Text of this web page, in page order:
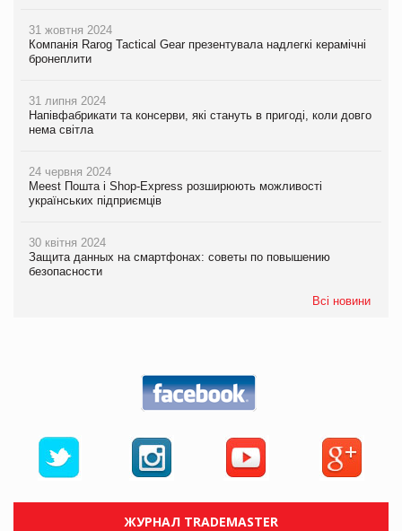
31 жовтня 2024
Компанія Rarog Tactical Gear презентувала надлегкі керамічні
бронеплити
31 липня 2024
Напівфабрикати та консерви, які стануть в пригоді, коли довго
нема світла
24 червня 2024
Meest Пошта і Shop-Express розширюють можливості
українських підприємців
30 квітня 2024
Защита данных на смартфонах: советы по повышению
безопасности
Всі новини
ЖУРНАЛ TRADEMASTER